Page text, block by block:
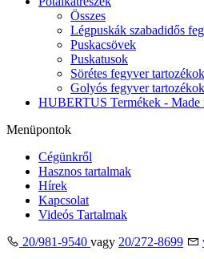
Összes
Légpuskák szabadidős
Puskacsövek
Puskatusok
Sörétes fegyver tartozékok
Golyós fegyver tartozékok
HUBERTUS Termékek - Made
Menüpontok
Cégünkről
Hasznos tartalmak
Hírek
Kapcsolat
Videós Tartalmak
20/981-9540 vagy 20/272-8699